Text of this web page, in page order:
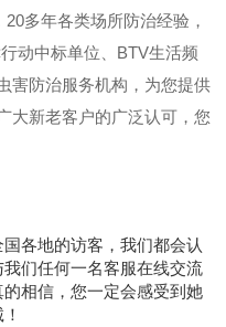
多年各类场所防治经验，
动中标单位、BTV生活频
害防治服务机构，为您提供
大新老客户的广泛认可，您
各地的访客，我们都会认
们任何一名客服在线交流
相信，您一定会感受到她